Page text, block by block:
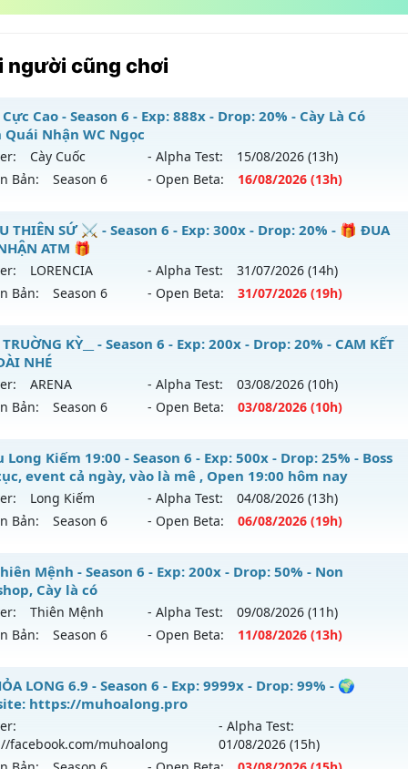
người cũng chơi
Cao - Season 6 - Exp: 888x - Drop: 20% - Cày Là Có
Nhận WC Ngọc
Cày Cuốc - Alpha Test: 15/08/2026 (13h)
Bản:
Season 6 - Open Beta: 16/08/2026 (13h)
Cực Cao - Cày Là Có Đánh Quái Nhận WC Ngọc
mới ra tháng 08 2026 - Mở máy chủCày Cuốcvào 13h
888x - Drop: 20%
loại: Mu Nguyên bản Webzen
Game Guard
THIÊN SỨ ⚔️ - Season 6 - Exp: 300x - Drop: 20% - 🎁 ĐUA
ATM 🎁
LORENCIA - Alpha Test: 31/07/2026 (14h)
Bản:
Season 6 - Open Beta: 31/07/2026 (19h)
THIÊN SỨ ⚔️ - 🎁 ĐUA TOP NHẬN ATM 🎁
mới ra tháng 07 2026 - Mở máy chủLORENCIA vào 19h
300x - Drop: 20%
loại: Mu Nguyên bản Webzen
BDCAM
TRUỜNG KỲ__ - Season 6 - Exp: 200x - Drop: 20% - CAM KẾT
NHÉ
ARENA - Alpha Test: 03/08/2026 (10h)
Bản:
Season 6 - Open Beta: 03/08/2026 (10h)
TRUỜNG KỲ__ - CAM KẾT LÂU DÀI NHÉ
mới ra tháng 08 2026 - Mở máy chủARENA vào 10h ngày
200x - Drop: 20%
loại: Mu Nguyên bản Webzen
GoldShield
Long Kiếm 19:00 - Season 6 - Exp: 500x - Drop: 25% - Boss
event cả ngày, vào là mê , Open 19:00 hôm nay
Long Kiếm - Alpha Test: 04/08/2026 (13h)
Bản:
Season 6 - Open Beta: 06/08/2026 (19h)
Long Kiếm 19:00 - Boss liên tục, event cả ngày, vào là
mới ra tháng 08 2026 - Mở máy chủLong Kiếmvào 19h
reset: Reset In Game
loại: Mu Nguyên bản Webzen
VIP SHIELD
Mệnh - Season 6 - Exp: 200x - Drop: 50% - Non
Cày là có
Thiên Mệnh - Alpha Test: 09/08/2026 (11h)
Bản:
Season 6 - Open Beta: 11/08/2026 (13h)
Thiên Mệnh - Non Webshop, Cày là có
mới ra tháng 08 2026 - Mở máy chủ
Thiên Mệnh
200x - Drop: 50%
LONG 6.9 - Season 6 - Exp: 9999x - Drop: 99% - 🌍
https://muhoalong.pro
facebook.com/muhoalong
- Alpha Test:
01/08/2026 (15h)